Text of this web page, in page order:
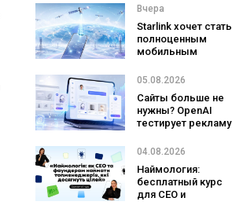
помогает
заговорить на
иностранном
языке
Вчера
Starlink хочет стать
полноценным
мобильным
SpaceX готовит
Verizon, AT&T и T-
Mobile
05.08.2026
Сайты больше не
нужны? OpenAI
тестирует рекламу
ИИ-консультантом
04.08.2026
Наймология:
бесплатный курс
для CEO и